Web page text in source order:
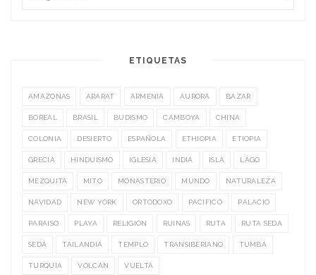
ETIQUETAS
AMAZONAS ARARAT ARMENIA AURORA BAZAR
BOREAL BRASIL BUDISMO CAMBOYA CHINA
COLONIA DESIERTO ESPAÑOLA ETHIOPIA ETIOPIA
GRECIA HINDUISMO IGLESIA INDIA ISLA LAGO
MEZQUITA MITO MONASTERIO MUNDO NATURALEZA
NAVIDAD NEW YORK ORTODOXO PACIFICO PALACIO
PARAISO PLAYA RELIGIÓN RUINAS RUTA RUTA SEDA
SEDA TAILANDIA TEMPLO TRANSIBERIANO TUMBA
TURQUÍA VOLCÁN VUELTA